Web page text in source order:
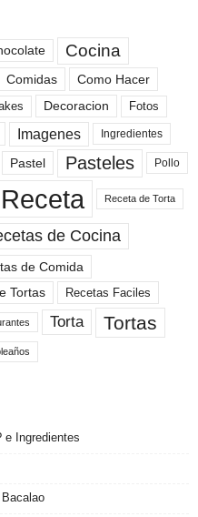
Cocina
Comidas Como Hacer
Decoracion Fotos
Imagenes Ingredientes
Pastel Pasteles Pollo
Receta Receta de Torta
de Cocina
de Comida
Tortas Recetas Faciles
Torta Tortas
e Ingredientes